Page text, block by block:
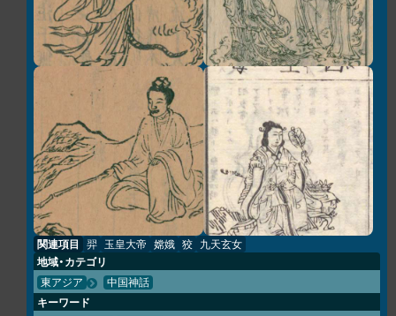
関連項目 羿 玉皇大帝 嫦娥 狡 九天玄女
地域・カテゴリ
東アジア 中国神話
キーワード